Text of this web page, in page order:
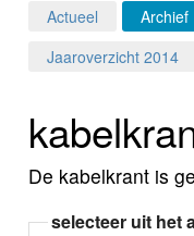
Programma's
Actueel Archief
Jaaroverzicht 2014
De kabelkrant is
selecteer uit het